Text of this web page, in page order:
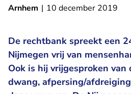
Arnhem | 10 december 2019
De rechtbank spreekt een
Nijmegen vrij van
Ook is hij vrijgesproken
dwang, afpersing/